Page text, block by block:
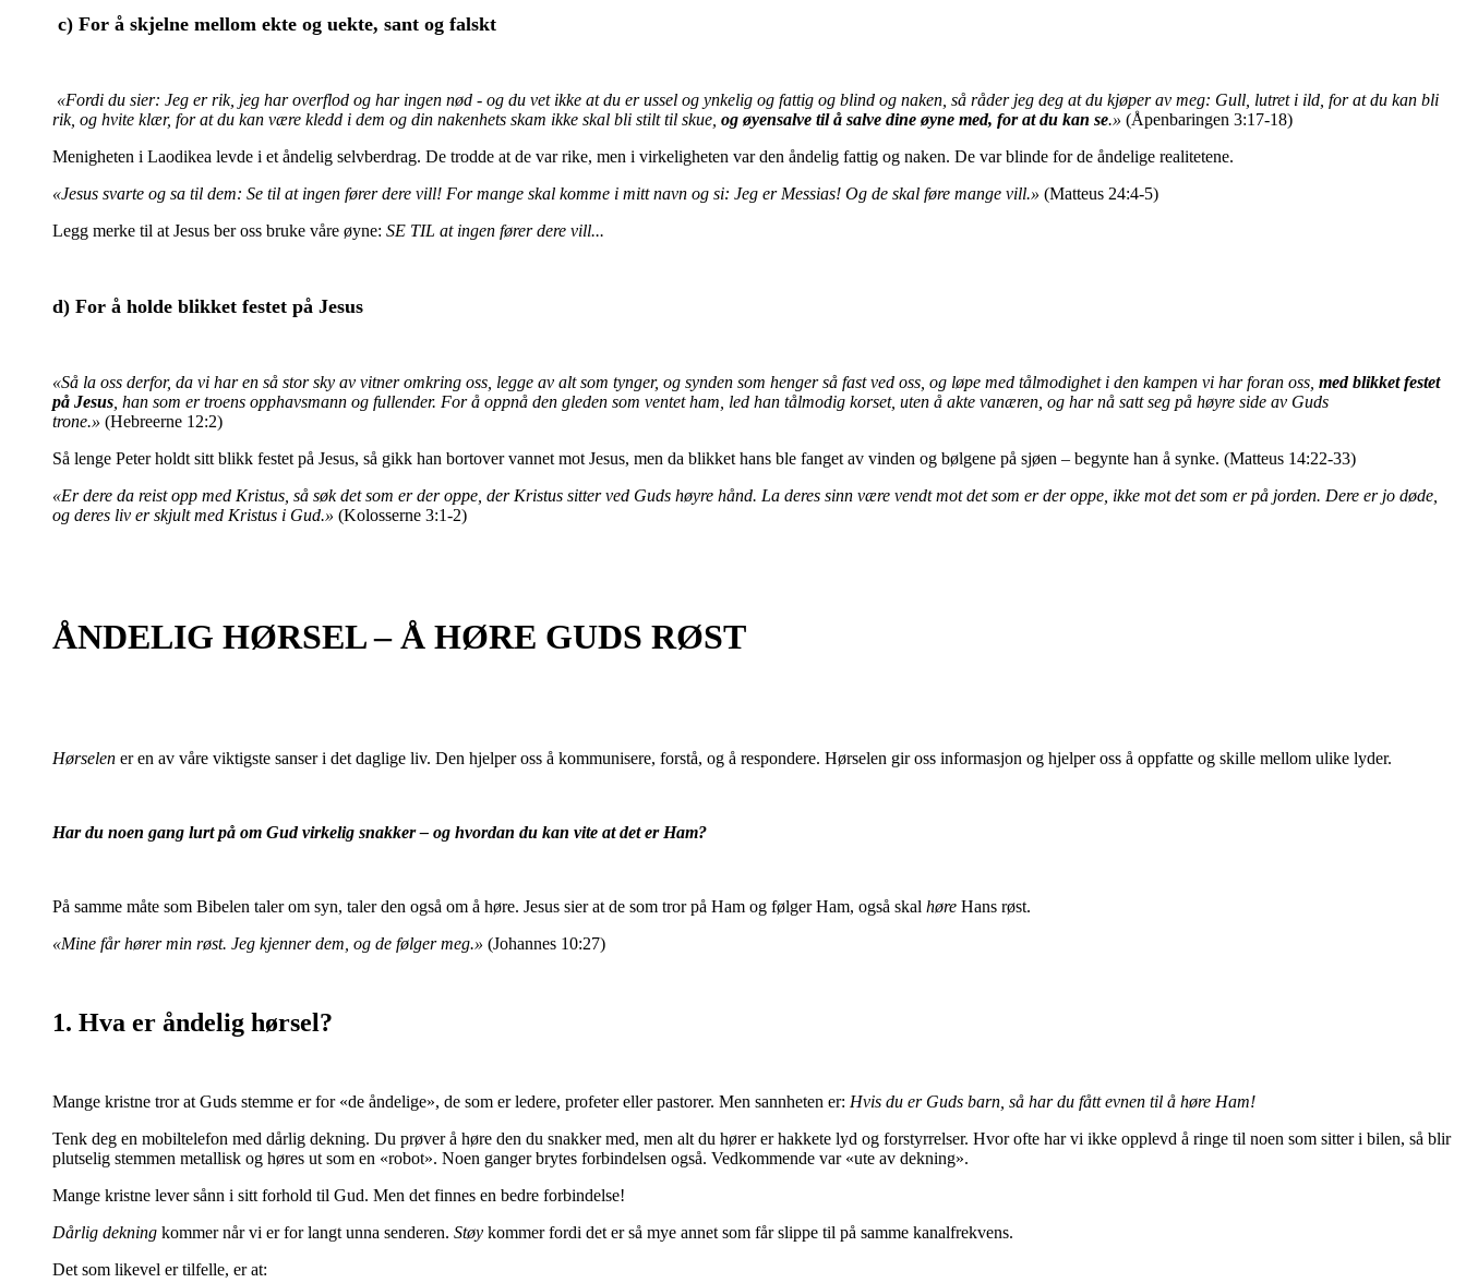
c) For å skjelne mellom ekte og uekte, sant og falskt
«Fordi du sier: Jeg er rik, jeg har overflod og har ingen nød - og du vet ikke at du er ussel og ynkelig og fattig og blind og naken, så råder jeg deg at du kjøper av meg: Gull, lutret i ild, for at du kan bli
rik, og hvite klær, for at du kan være kledd i dem og din nakenhets skam ikke skal bli stilt til skue, og øyensalve til å salve dine øyne med, for at du kan se.» (Åpenbaringen 3:17-18)
Menigheten i Laodikea levde i et åndelig selvberdrag. De trodde at de var rike, men i virkeligheten var den åndelig fattig og naken. De var blinde for de åndelige realitetene.
«Jesus svarte og sa til dem: Se til at ingen fører dere vill! For mange skal komme i mitt navn og si: Jeg er Messias! Og de skal føre mange vill.» (Matteus 24:4-5)
Legg merke til at Jesus ber oss bruke våre øyne: SE TIL at ingen fører dere vill...
d) For å holde blikket festet på Jesus
«Så la oss derfor, da vi har en så stor sky av vitner omkring oss, legge av alt som tynger, og synden som henger så fast ved oss, og løpe med tålmodighet i den kampen vi har foran oss, med blikket festet
på Jesus , han som er troens opphavsmann og fullender. For å oppnå den gleden som ventet ham, led han tålmodig korset, uten å akte vanæren, og har nå satt seg på høyre side av Guds
trone.» (Hebreerne 12:2)
Så lenge Peter holdt sitt blikk festet på Jesus, så gikk han bortover vannet mot Jesus, men da blikket hans ble fanget av vinden og bølgene på sjøen – begynte han å synke. (Matteus 14:22-33)
«Er dere da reist opp med Kristus, så søk det som er der oppe, der Kristus sitter ved Guds høyre hånd. La deres sinn være vendt mot det som er der oppe, ikke mot det som er på jorden. Dere er jo døde,
og deres liv er skjult med Kristus i Gud.» (Kolosserne 3:1-2)
ÅNDELIG HØRSEL – Å HØRE GUDS RØST
Hørselen er en av våre viktigste sanser i det daglige liv. Den hjelper oss å kommunisere, forstå, og å respondere. Hørselen gir oss informasjon og hjelper oss å oppfatte og skille mellom ulike lyder.
Har du noen gang lurt på om Gud virkelig snakker – og hvordan du kan vite at det er Ham?
På samme måte som Bibelen taler om syn, taler den også om å høre. Jesus sier at de som tror på Ham og følger Ham, også skal høre Hans røst.
«Mine får hører min røst. Jeg kjenner dem, og de følger meg.» (Johannes 10:27)
1. Hva er åndelig hørsel?
Mange kristne tror at Guds stemme er for «de åndelige», de som er ledere, profeter eller pastorer. Men sannheten er: Hvis du er Guds barn, så har du fått evnen til å høre Ham!
Tenk deg en mobiltelefon med dårlig dekning. Du prøver å høre den du snakker med, men alt du hører er hakkete lyd og forstyrrelser. Hvor ofte har vi ikke opplevd å ringe til noen som sitter i bilen, så blir
plutselig stemmen metallisk og høres ut som en «robot». Noen ganger brytes forbindelsen også. Vedkommende var «ute av dekning».
Mange kristne lever sånn i sitt forhold til Gud. Men det finnes en bedre forbindelse!
Dårlig dekning kommer når vi er for langt unna senderen. Støy kommer fordi det er så mye annet som får slippe til på samme kanalfrekvens.
Det som likevel er tilfelle, er at: